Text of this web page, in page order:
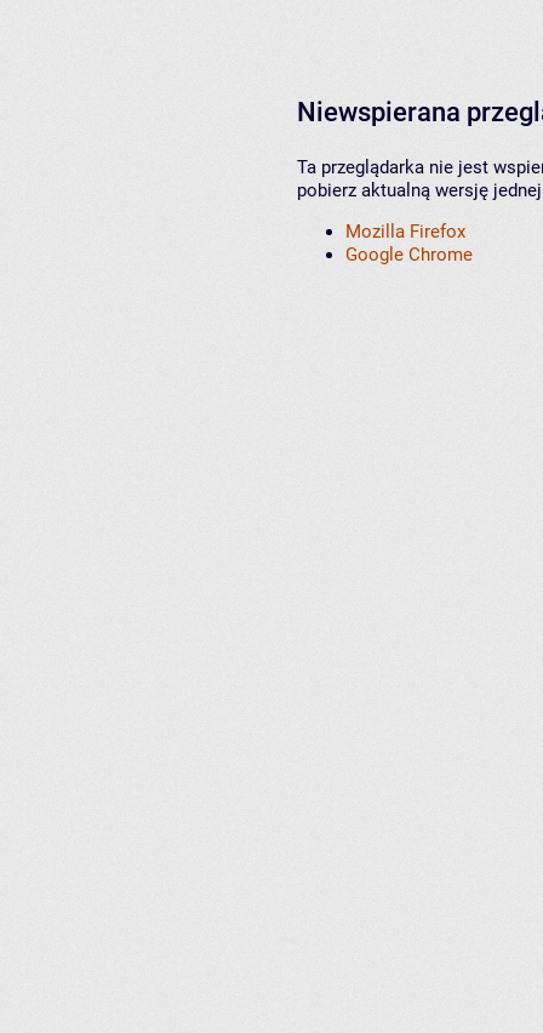
Niewspierana
Ta przeglądarka nie jest
pobierz aktualną wersję
Mozilla Firefox
Google Chrome